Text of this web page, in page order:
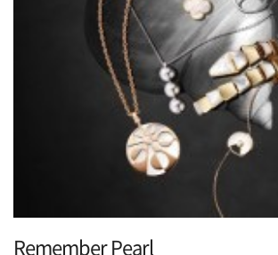
Remember Pearl